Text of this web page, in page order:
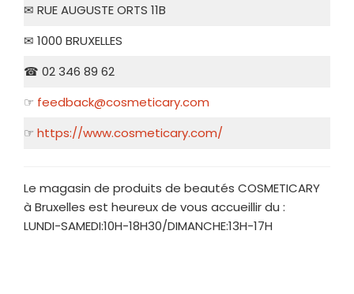
✉ RUE AUGUSTE ORTS 11B
✉ 1000 BRUXELLES
☎ 02 346 89 62
☞ feedback@cosmeticary.com
☞ https://www.cosmeticary.com/
Le magasin de produits de beautés COSMETICARY
à Bruxelles est heureux de vous accueillir du :
LUNDI-SAMEDI:10H-18H30/DIMANCHE:13H-17H